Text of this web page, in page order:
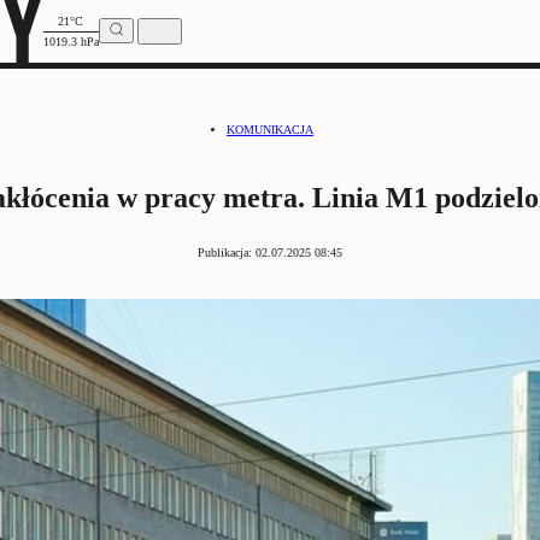
21°C
1019.3 hPa
KOMUNIKACJA
w pracy metra. Linia M1
Publikacja: 02.07.2025 08:45